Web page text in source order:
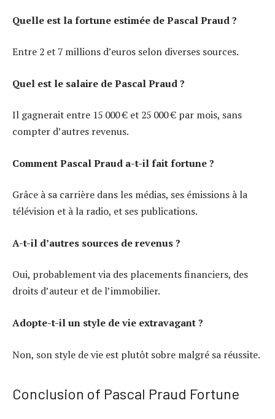
Quelle est la fortune estimée de Pascal Praud ?
Entre 2 et 7 millions d’euros selon diverses sources.
Quel est le salaire de Pascal Praud ?
Il gagnerait entre 15 000 € et 25 000 € par mois, sans
compter d’autres revenus.
Comment Pascal Praud a-t-il fait fortune ?
Grâce à sa carrière dans les médias, ses émissions à la
télévision et à la radio, et ses publications.
A-t-il d’autres sources de revenus ?
Oui, probablement via des placements financiers, des
droits d’auteur et de l’immobilier.
Adopte-t-il un style de vie extravagant ?
Non, son style de vie est plutôt sobre malgré sa réussite.
Conclusion of Pascal Praud Fortune